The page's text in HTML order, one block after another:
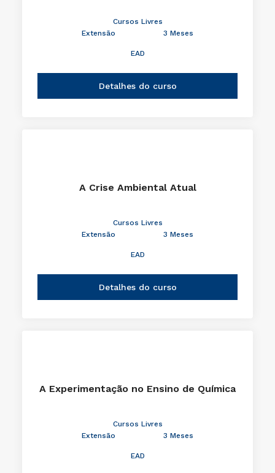
Cursos Livres
Extensão
3 Meses
EAD
Detalhes do curso
A Crise Ambiental Atual
Cursos Livres
Extensão
3 Meses
EAD
Detalhes do curso
A Experimentação no Ensino de Química
Cursos Livres
Extensão
3 Meses
EAD